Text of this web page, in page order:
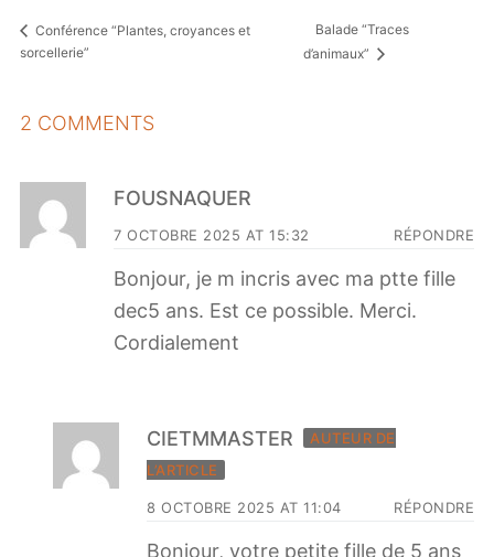
Conférence “Plantes, croyances et
sorcellerie”
Balade “Traces
d’animaux”
2 COMMENTS
FOUSNAQUER
7 OCTOBRE 2025 AT 15:32 RÉPONDRE
Bonjour, je m incris avec ma ptte fille
dec5 ans. Est ce possible. Merci.
Cordialement
CIETMMASTER
AUTEUR DE
L’ARTICLE
8 OCTOBRE 2025 AT 11:04 RÉPONDRE
Bonjour, votre petite fille de 5 ans